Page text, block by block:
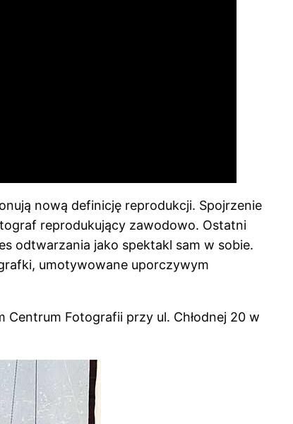
nową definicję reprodukcji. Spojrzenie
reprodukujący zawodowo. Ostatni
odtwarzania jako spektakl sam w sobie.
umotywowane uporczywym
Fotografii przy ul. Chłodnej 20 w